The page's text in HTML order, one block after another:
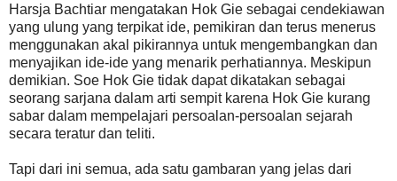
Harsja Bachtiar mengatakan Hok Gie sebagai cendekiawan
yang ulung yang terpikat ide, pemikiran dan terus menerus
menggunakan akal pikirannya untuk mengembangkan dan
menyajikan ide-ide yang menarik perhatiannya. Meskipun
demikian. Soe Hok Gie tidak dapat dikatakan sebagai
seorang sarjana dalam arti sempit karena Hok Gie kurang
sabar dalam mempelajari persoalan-persoalan sejarah
secara teratur dan teliti.
Tapi dari ini semua, ada satu gambaran yang jelas dari